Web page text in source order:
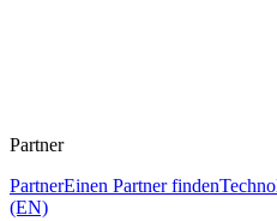
Partner
PartnerEinen Partner finden
(EN)